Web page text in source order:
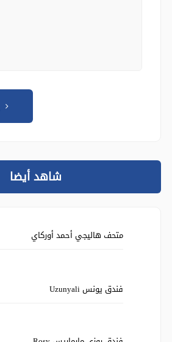
شاهد أيضا
متحف هاليجي أحمد أوركاي
فندق يونس Uzunyali